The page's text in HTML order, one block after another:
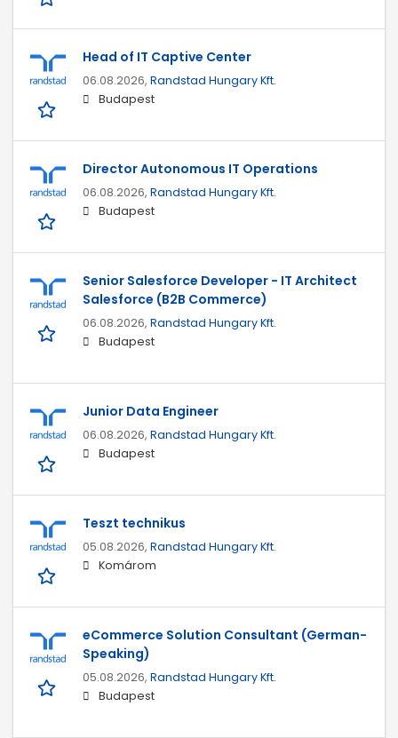
Head of IT Captive Center
06.08.2026, Randstad Hungary Kft.
Budapest
Director Autonomous IT Operations
06.08.2026, Randstad Hungary Kft.
Budapest
Senior Salesforce Developer - IT Architect
Salesforce (B2B Commerce)
06.08.2026, Randstad Hungary Kft.
Budapest
Junior Data Engineer
06.08.2026, Randstad Hungary Kft.
Budapest
Teszt technikus
05.08.2026, Randstad Hungary Kft.
Komárom
eCommerce Solution Consultant (German-
Speaking)
05.08.2026, Randstad Hungary Kft.
Budapest